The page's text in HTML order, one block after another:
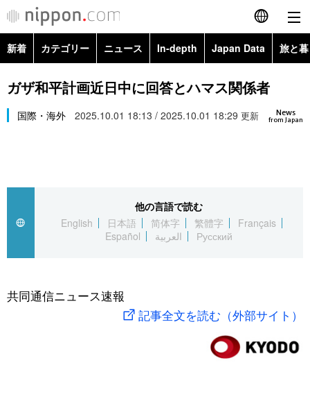
English
简体字
繁體字
العربية
社会
旅と暮らし
新着 カテゴリー ニュース In-depth Japan Data 旅と
政治・外交
経済・ビジネス
社会
文化
科学・技術
暮らし
Topics
Images
お知らせ
ガザ和平計画近日中に回答とハマス関係者
News
from Japan
国際・海外 2025.10.01 18:13 / 2025.10.01 18:29 更新
他の言語で読む
English
日本語 简体字 繁體字
Français
Español
العربية Русский
共同通信ニュース速報
記事全文を読む（外部サイト）